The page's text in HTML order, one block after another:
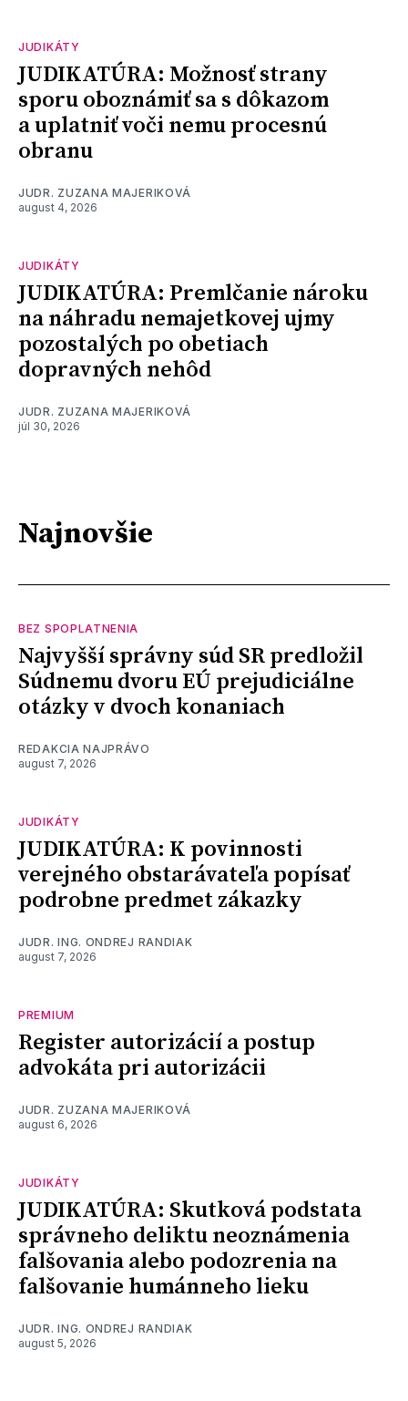
JUDIKÁTY
JUDIKATÚRA: Možnosť strany
sporu oboznámiť sa s dôkazom
a uplatniť voči nemu procesnú
obranu
JUDR. ZUZANA MAJERIKOVÁ
august 4, 2026
JUDIKÁTY
JUDIKATÚRA: Premlčanie nároku
na náhradu nemajetkovej ujmy
pozostalých po obetiach
dopravných nehôd
JUDR. ZUZANA MAJERIKOVÁ
júl 30, 2026
Najnovšie
BEZ SPOPLATNENIA
Najvyšší správny súd SR predložil
Súdnemu dvoru EÚ prejudiciálne
otázky v dvoch konaniach
REDAKCIA NAJPRÁVO
august 7, 2026
JUDIKÁTY
JUDIKATÚRA: K povinnosti
verejného obstarávateľa popísať
podrobne predmet zákazky
JUDR. ING. ONDREJ RANDIAK
august 7, 2026
PREMIUM
Register autorizácií a postup
advokáta pri autorizácii
JUDR. ZUZANA MAJERIKOVÁ
august 6, 2026
JUDIKÁTY
JUDIKATÚRA: Skutková podstata
správneho deliktu neoznámenia
falšovania alebo podozrenia na
falšovanie humánneho lieku
JUDR. ING. ONDREJ RANDIAK
august 5, 2026